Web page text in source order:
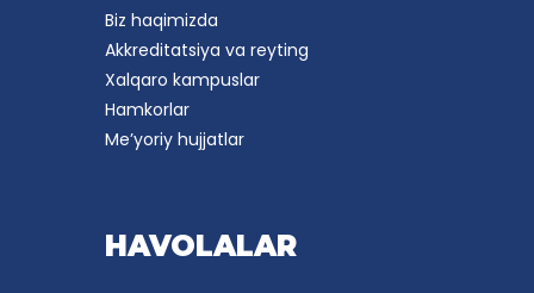
Biz haqimizda
Akkreditatsiya va reyting
Xalqaro kampuslar
Hamkorlar
Me’yoriy hujjatlar
HAVOLALAR